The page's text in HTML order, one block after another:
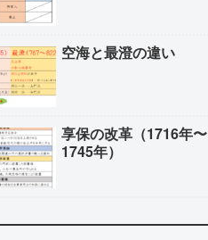
空海と最澄の違い
享保の改革（1716年〜
1745年）